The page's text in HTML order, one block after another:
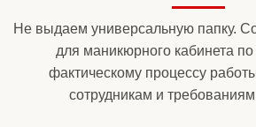
Не выдаем универсальную папку.
для маникюрного кабинета
фактическому процессу
сотрудникам и